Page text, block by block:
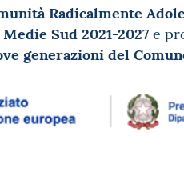
Radicalmente
Sud 2021-2027 e
generazioni del